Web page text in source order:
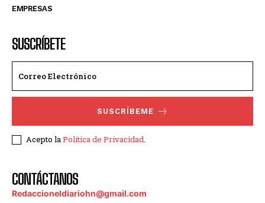
EMPRESAS
SUSCRÍBETE
SUSCRÍBEME
Acepto laPolítica de Privacidad.
CONTÁCTANOS
Redaccioneldiariohn@gmail.com